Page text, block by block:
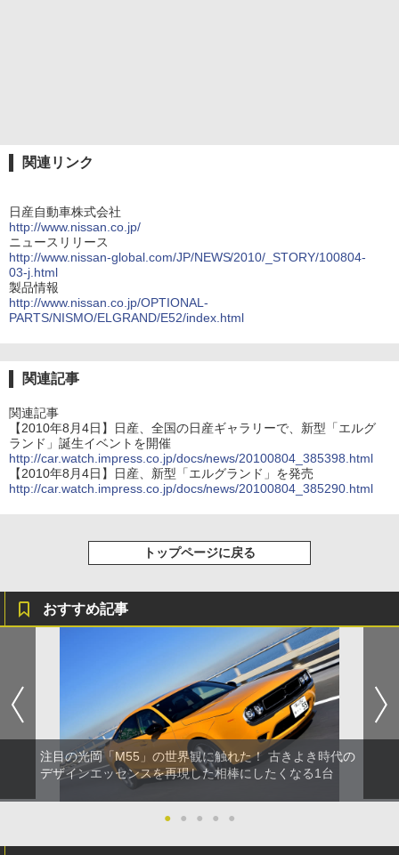
関連リンク
日産自動車株式会社
http://www.nissan.co.jp/
ニュースリリース
http://www.nissan-global.com/JP/NEWS/2010/_STORY/100804-
03-j.html
製品情報
http://www.nissan.co.jp/OPTIONAL-
PARTS/NISMO/ELGRAND/E52/index.html
関連記事
関連記事
【2010年8月4日】日産、全国の日産ギャラリーで、新型「エルグ
ランド」誕生イベントを開催
http://car.watch.impress.co.jp/docs/news/20100804_385398.html
【2010年8月4日】日産、新型「エルグランド」を発売
http://car.watch.impress.co.jp/docs/news/20100804_385290.html
トップページに戻る
おすすめ記事
注目の光岡「M55」の世界観に触れた！ 古きよき時代の
デザインエッセンスを再現した相棒にしたくなる1台
● ● ● ● ●